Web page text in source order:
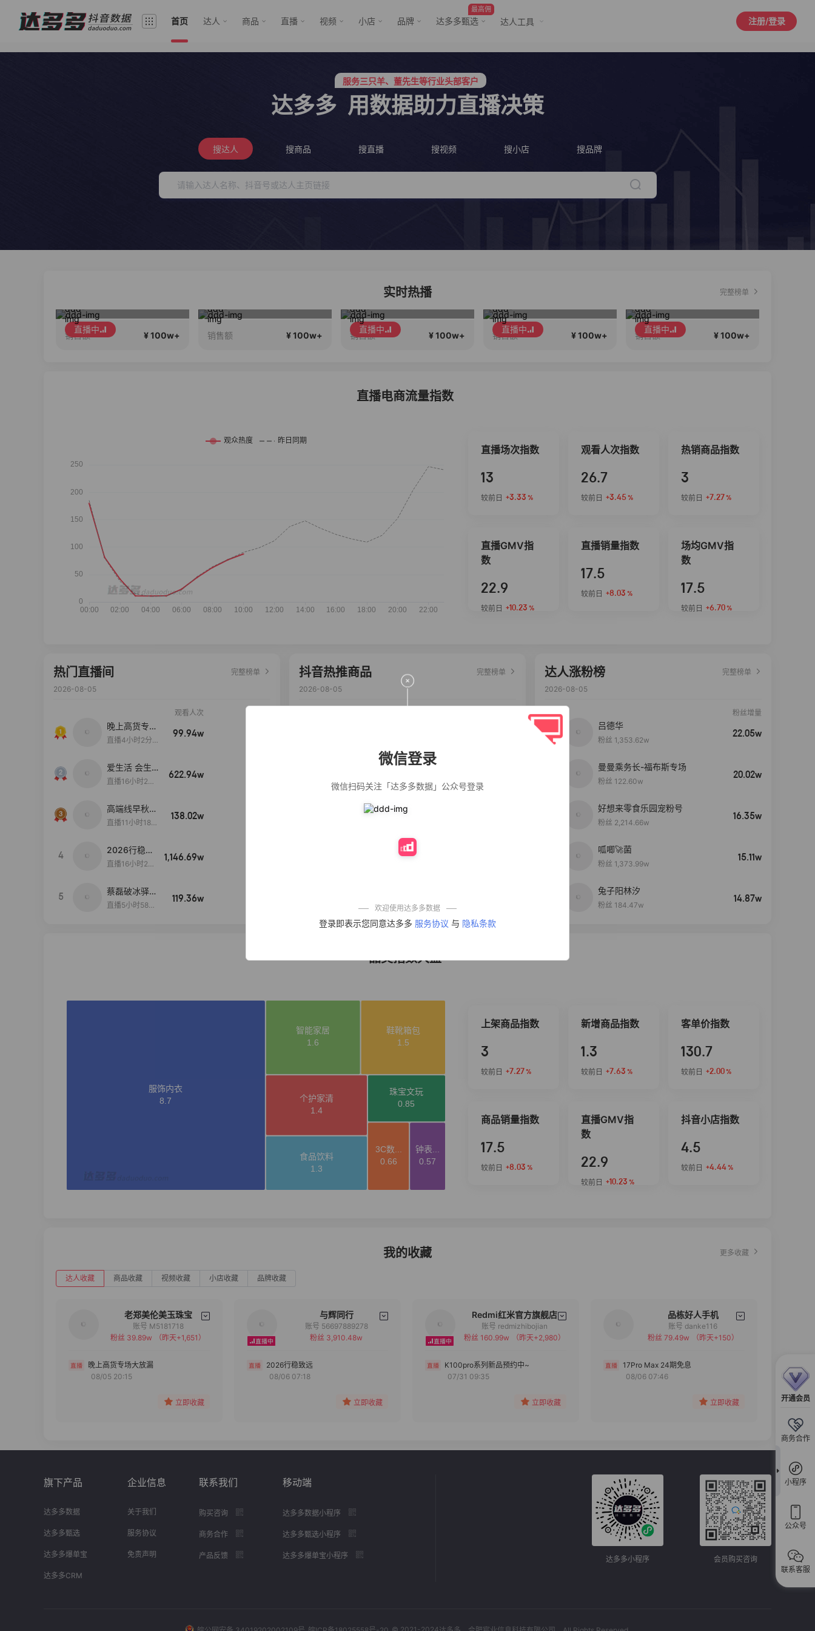
首页 达人 商品 直播 视频 小店 品牌
最高佣
达多多甄选 达人工具 注册/登录
开通会员
商务合作
小程序
公众号
联系客服
微信登录
微信扫码关注「达多多数据」公众号登录
欢迎使用达多多数据
登录即表示您同意达多多 服务协议 与 隐私条款
服务三只羊、董先生等行业头部客户
行业价格屠夫，年卡会员低至798/年
服务三只羊、董先生等行业头部客户
达多多 用数据助力直播决策
搜达人 搜商品 搜直播 搜视频 搜小店 搜品牌
实时热播 完整榜单
直播中
销售额 ¥ 100w+ 销售额 ¥ 100w+
直播中
销售额 ¥ 100w+
直播中
销售额 ¥ 100w+
直播中
销售额 ¥ 100w+
直播电商流量指数
直播场次指数
13
较前日 +3.33 %
观看人次指数
26.7
较前日 +3.45 %
热销商品指数
3
较前日 +7.27%
直播GMV指
数
22.9
较前日 +10.23 %
直播销量指数
17.5
较前日 +8.03 %
场均GMV指
数
17.5
较前日 +6.70%
热门直播间
完整榜单
2026-08-05
观看人次
晚上高货专场
大放漏
直播4小时2分5
99.94w
爱生活 会生
活
直播16小时24
622.94w
高端线早秋现
货首发
直播11小时18分
138.02w
4
2026行稳致
远
直播16小时20
1,146.69w
5
蔡磊破冰驿站
直播间好物分
直播5小时58分
119.36w
抖音热推商品
完整榜单
2026-08-05
重油污去油王污
渍清洁剂油烟净
污渍除菌除螨3倍
一品欢【10包鲜
免煮开袋即食劲
麦醉侠 湿凉皮7袋
立白洗衣液大师
香氛持久留香去
污旅行装家庭装
达人涨粉榜
完整榜单
2026-08-05
粉丝增量
吕德华
粉丝 1,353.62w
22.05w
曼曼乘务长-福布斯专场
粉丝 122.60w
20.02w
好想来零食乐园宠粉号
粉丝 2,214.66w
16.35w
呱唧🚀菌
粉丝 1,373.99w
15.11w
兔子阳林汐
粉丝 184.47w
14.87w
品类指数大盘
上架商品指数
3
较前日 +7.27%
新增商品指数
1.3
较前日 +7.63 %
客单价指数
130.7
较前日 +2.00%
商品销量指数
17.5
较前日 +8.03 %
直播GMV指
数
22.9
较前日 +10.23 %
抖音小店指数
4.5
较前日 +4.44%
我的收藏 更多收藏
达人收藏 商品收藏 视频收藏 小店收藏 品牌收藏
老郑美伦美玉珠宝
备注
分组
账号 M5181718
粉丝 39.89w
（昨天+1,651）
晚上高货专场大放漏
08/05 20:15
立即收藏
与辉同行
备注
账号 56697889278
粉丝 3,910.48w
2026行稳致远
08/06 07:18
立即收藏
Redmi红米官方旗舰店
备注
分组
账号 redmizhibojian
粉丝 160.99w
（昨天+2,980）
K100pro系列新品预约中~
07/31 09:35
立即收藏
品栋好人手机
备注
分组
账号 danke116
粉丝 79.49w
（昨天+150）
17Pro Max 24期免息
08/06 07:46
立即收藏
旗下产品
达多多数据
达多多甄选
达多多爆单宝
达多多CRM
企业信息
关于我们
服务协议
免责声明
联系我们
购买咨询
商务合作
产品反馈
移动端
达多多数据小程序
达多多甄选小程序
达多多爆单宝小程序 达多多小程序 会员购买咨询